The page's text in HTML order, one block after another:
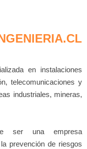
en instalaciones
telecomunicaciones y
industriales, mineras,
ser una empresa
prevención de riesgos